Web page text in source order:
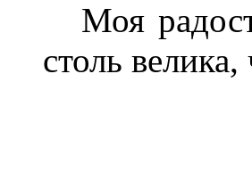
Моя
столь